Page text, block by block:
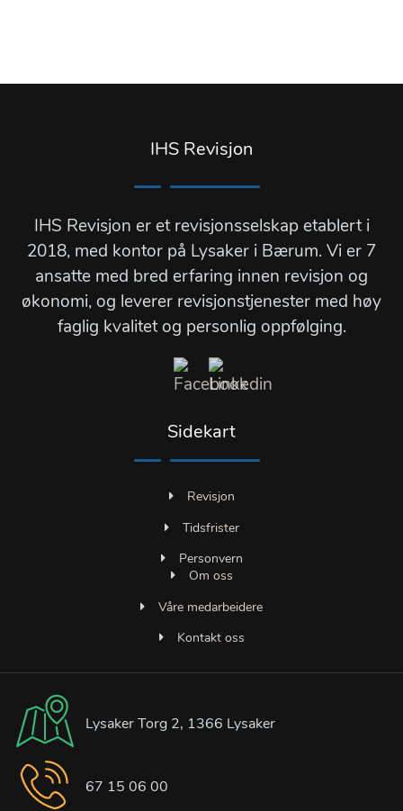
IHS Revisjon
IHS Revisjon er et revisjonsselskap etablert i
2018, med kontor på Lysaker i Bærum. Vi er 7
ansatte med bred erfaring innen revisjon og
økonomi, og leverer revisjonstjenester med høy
faglig kvalitet og personlig oppfølging.
Sidekart
Revisjon
Tidsfrister
Personvern
Om oss
Våre medarbeidere
Kontakt oss
Lysaker Torg 2, 1366 Lysaker
67 15 06 00